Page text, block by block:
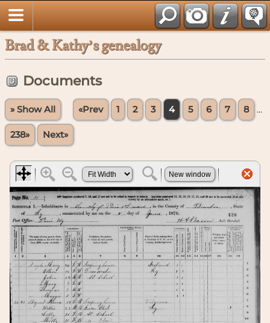
Brad & Kathy’s genealogy
Documents
» Show All «Prev 1 2 3 4 5 6 7 8 ...
238» Next»